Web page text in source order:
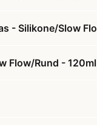
- Silikone/Slow
Flow/Rund -